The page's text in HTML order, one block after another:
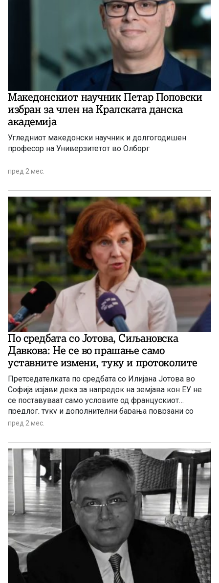
Македонскиот научник Петар Поповски
избран за член на Кралската данска
академија
Угледниот македонски научник и долгогодишен
професор на Универзитетот во Олборг
пред 2 мес.
По средбата со Јотова, Сиљановска
Давкова: Не се во прашање само
уставните измени, туку и протоколите
Претседателката по средбата со Илијана Јотова во
Софија изјави дека за напредок на земјава кон ЕУ не
се поставуваат само условите од францускиот
предлог, туку и дополнителни барања поврзани со
работата на историската комисија
пред 2 мес.